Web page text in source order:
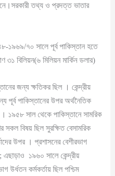
তথ্য ও প্রদত্ত ভাতার
১৯৬৯/৭০ সালে পূর্ব পাকিস্তান হতে
৩১ বিলিয়ন(৬ মিলিয়ন মার্কিন ডলার)
জন্য ক্ষতিকর ছিল । কেন্দ্রীয়
পূর্ব পাকিস্তানের উপর অর্থনৈতিক
সাল থেকে পাকিস্তানে সামরিক
বিষয় ছিল সুরক্ষিত বেসামরিক
উপর । প্রশাসনের বেশীরভাগ
; এছাড়াও ১৯৬০ সালে কেন্দ্রীয়
উর্ধতন কর্মকর্তায় ছিল পশ্চিম